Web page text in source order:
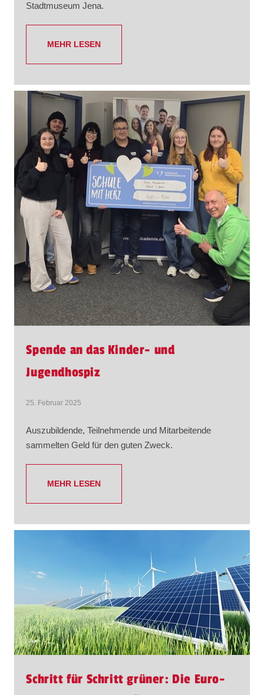
Stadtmuseum Jena.
MEHR LESEN
Spende an das Kinder- und
Jugendhospiz
25. Februar 2025
Auszubildende, Teilnehmende und Mitarbeitende
sammelten Geld für den guten Zweck.
MEHR LESEN
Schritt für Schritt grüner: Die Euro-